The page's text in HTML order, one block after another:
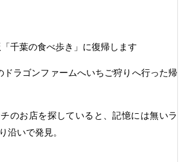
千葉の食べ歩き」に復帰します
ドラゴンファームへいちご狩りへ行った帰
のお店を探していると、記憶には無いラ
沿いで発見。